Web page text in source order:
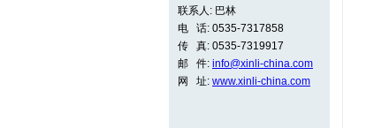
联系人: 巴林
电 话: 0535-7317858
传 真: 0535-7319917
邮 件: info@xinli-china.com
网 址: www.xinli-china.com